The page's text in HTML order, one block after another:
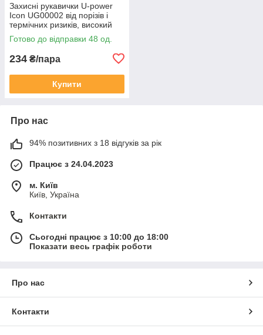
Захисні рукавички U-power
Icon UG00002 від порізів і
термічних ризиків, високий
рівень тактильної чутливості
Готово до відправки 48 од.
234 ₴/пара
Купити
Про нас
94% позитивних з 18 відгуків за рік
Працює з 24.04.2023
м. Київ
Київ, Україна
Контакти
Сьогодні працює з 10:00 до 18:00
Показати весь графік роботи
Про нас
Контакти